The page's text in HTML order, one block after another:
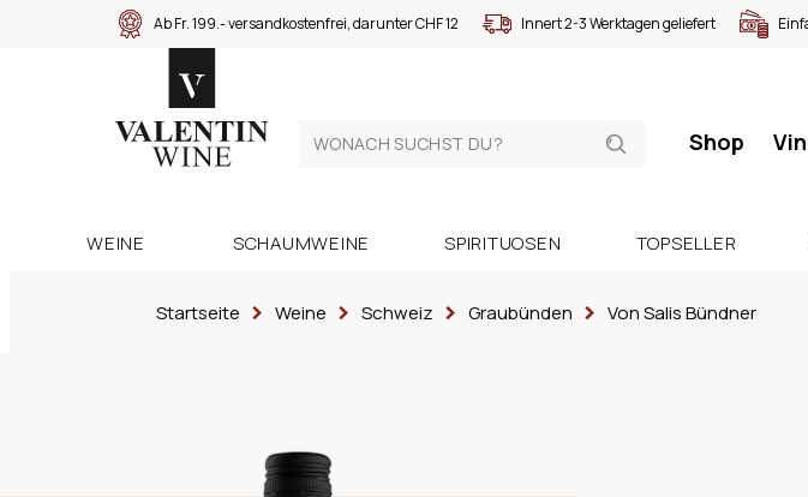
Ab Fr. 199.- versandkostenfrei, darunter CHF 12 Innert 2-3 Werktagen geliefert
Shop
WEINE SCHAUMWEINE SPIRITUOSEN TOPSELLER
Startseite Weine Schweiz Graubünden Von Salis Bündner